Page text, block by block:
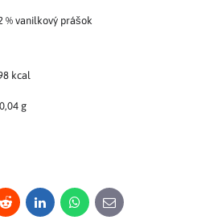
% vanilkový prášok
kcal
g
Reddit LinkedInWhatsApp
E-
mail